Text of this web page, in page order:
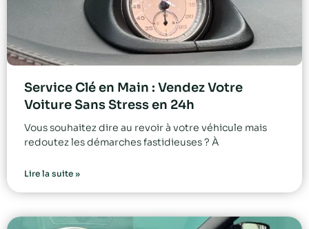
Service Clé en Main : Vendez Votre
Voiture Sans Stress en 24h
Vous souhaitez dire au revoir à votre véhicule mais
redoutez les démarches fastidieuses ? À
Lire la suite »